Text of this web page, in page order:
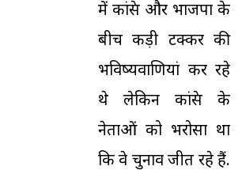
में कांग्रेस और भाजपा के
बीच कड़ी टक्कर की
भविष्यवाणियां कर रहे
थे लेकिन कांग्रेस के
नेताओं को भरोसा था
कि वे चुनाव जीत रहे हैं.